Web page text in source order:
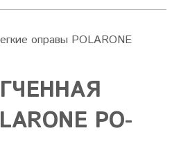
оправы POLARONE
PO-